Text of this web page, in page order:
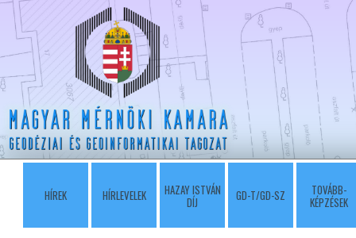
HÍREK HÍRLEVELEK
HAZAY ISTVÁN
DÍJ
GD-T/GD-SZ
TOVÁBB-
KÉPZÉSEK